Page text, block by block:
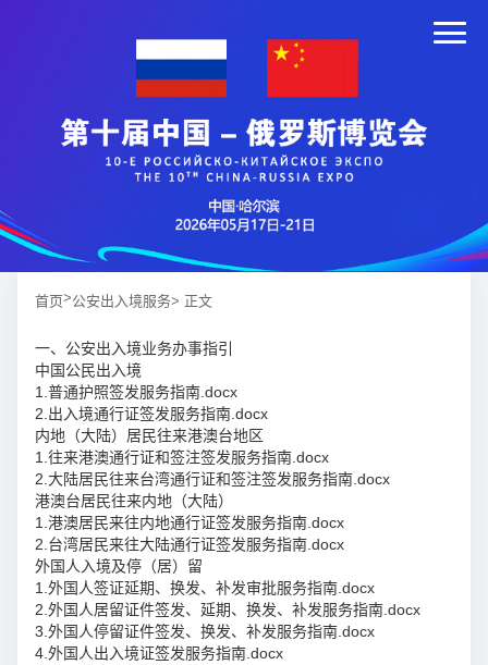
首页>公安出入境服务> 正文
一、公安出入境业务办事指引
中国公民出入境
1.普通护照签发服务指南.docx
2.出入境通行证签发服务指南.docx
内地（大陆）居民往来港澳台地区
1.往来港澳通行证和签注签发服务指南.docx
2.大陆居民往来台湾通行证和签注签发服务指南.docx
港澳台居民往来内地（大陆）
1.港澳居民来往内地通行证签发服务指南.docx
2.台湾居民来往大陆通行证签发服务指南.docx
外国人入境及停（居）留
1.外国人签证延期、换发、补发审批服务指南.docx
2.外国人居留证件签发、延期、换发、补发服务指南.docx
3.外国人停留证件签发、换发、补发服务指南.docx
4.外国人出入境证签发服务指南.docx